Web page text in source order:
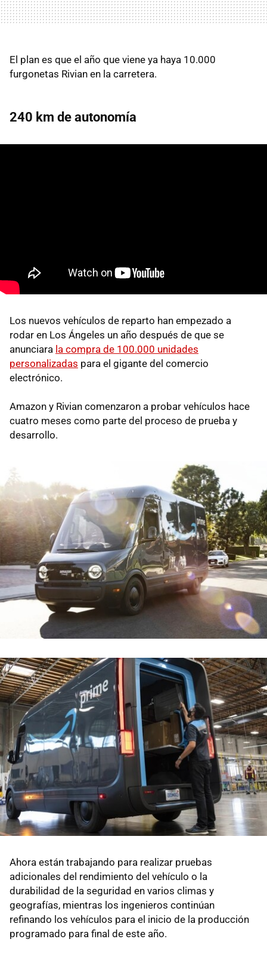
El plan es que el año que viene ya haya 10.000
furgonetas Rivian en la carretera.
240 km de autonomía
Los nuevos vehículos de reparto han empezado a
rodar en Los Ángeles un año después de que se
anunciara la compra de 100.000 unidades
personalizadas para el gigante del comercio
electrónico.
Amazon y Rivian comenzaron a probar vehículos hace
cuatro meses como parte del proceso de prueba y
desarrollo.
Ahora están trabajando para realizar pruebas
adicionales del rendimiento del vehículo o la
durabilidad de la seguridad en varios climas y
geografías, mientras los ingenieros continúan
refinando los vehículos para el inicio de la producción
programado para final de este año.